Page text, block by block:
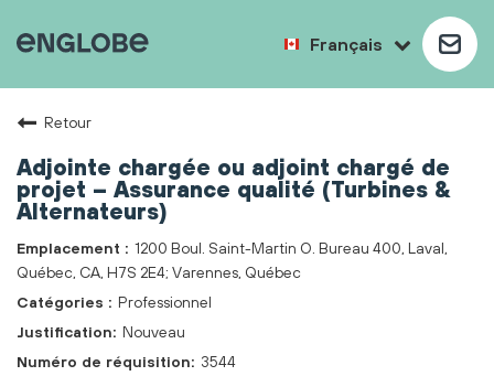
Français
Retour
Adjointe chargée ou adjoint chargé de
projet – Assurance qualité (Turbines &
Alternateurs)
1200 Boul. Saint-Martin O. Bureau 400, Laval,
Québec, CA, H7S 2E4; Varennes, Québec
Professionnel
Nouveau
3544